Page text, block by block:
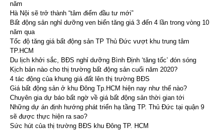
năm
Hà Nội sẽ trở thành “tâm điểm đầu tư mới”
Bất động sản nghỉ dưỡng ven biển tăng giá 3 đến 4 lần trong vòng 10
năm qua
Tốc độ tăng giá bất động sản TP Thủ Đức vượt khu trung tâm
TP.HCM
Du lịch khởi sắc, BĐS nghỉ dưỡng Bình Định ‘tăng tốc’ đón sóng
Kịch bản nào cho thị trường bất động sản cuối năm 2020?
4 tác động của khung giá đất lên thị trường BĐS
Giá bất động sản ở khu Đông Tp.HCM hiện nay như thế nào?
Chuyên gia dự báo bất ngờ về giá bất động sản thời gian tới
Những dự án định hướng phát triển hạ tầng TP. Thủ Đức tại quận 9
sẽ được thực hiện ra sao?
Sức hút của thị trường BĐS khu Đông TP. HCM